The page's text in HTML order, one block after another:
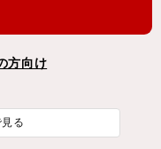
方向け
る